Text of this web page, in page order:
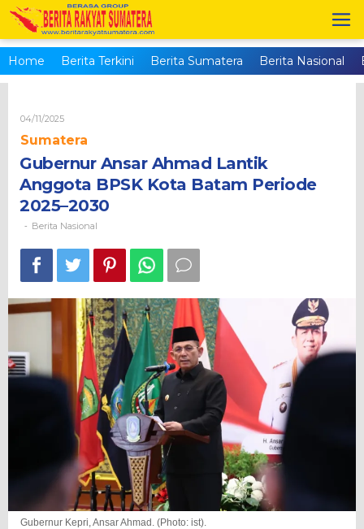
Skip
to
content
Home
Berita Terkini Berita Sumatera Berita Nasional
04/11/2025Oleh
Sumatera
Gubernur Ansar Ahmad Lantik
Anggota BPSK Kota Batam Periode
2025–2030
- Berita Nasional
Gubernur Kepri, Ansar Ahmad. (Photo: ist).